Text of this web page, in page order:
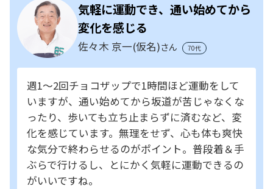
気軽に運動でき、通い始めてから
変化を感じる
佐々木 京一(仮名)さん 70代
週1～2回チョコザップで1時間ほど運動をして
いますが、通い始めてから坂道が苦じゃなくな
ったり、歩いても立ち止まらずに済むなど、変
化を感じています。無理をせず、心も体も爽快
な気分で終わらせるのがポイント。普段着＆手
ぶらで行けるし、とにかく気軽に運動できるの
がいいですね。